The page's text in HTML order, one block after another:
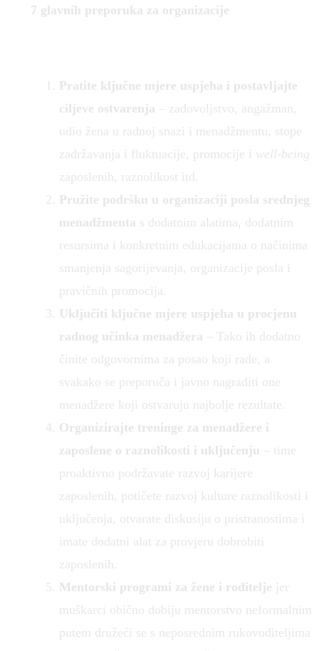
7 glavnih preporuka za organizacije
Pratite ključne mjere uspjeha i postavljajte
ciljeve ostvarenja – zadovoljstvo, angažman,
udio žena u radnoj snazi i menadžmentu, stope
zadržavanja i fluktuacije, promocije i well-being
zaposlenih, raznolikost itd.
Pružite podršku u organizaciji posla srednjeg
menadžmenta s dodatnim alatima, dodatnim
resursima i konkretnim edukacijama o načinima
smanjenja sagorijevanja, organizacije posla i
pravičnih promocija.
Uključiti ključne mjere uspjeha u procjenu
radnog učinka menadžera – Tako ih dodatno
činite odgovornima za posao koji rade, a
svakako se preporuča i javno nagraditi one
menadžere koji ostvaruju najbolje rezultate.
Organizirajte treninge za menadžere i
zaposlene o raznolikosti i uključenju
– time
proaktivno podržavate razvoj karijere
zaposlenih, potičete razvoj kulture raznolikosti i
uključenja, otvarate diskusiju o pristranostima i
imate dodatni alat za provjeru dobrobiti
zaposlenih.
Mentorski programi za žene i roditelje jer
muškarci obično dobiju mentorstvo neformalnim
putem družeći se s neposrednim rukovoditeljima